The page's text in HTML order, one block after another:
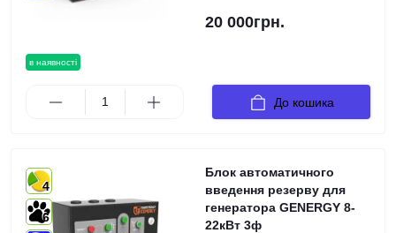
в наявності
20 000грн.
До кошика
4
6
Блок автоматичного
введення резерву для
генератора GENERGY 8-
22кВт 3ф